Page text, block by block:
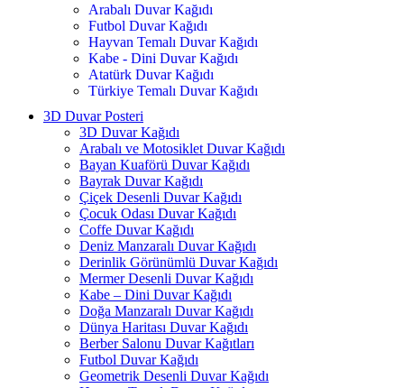
Arabalı Duvar Kağıdı
Futbol Duvar Kağıdı
Hayvan Temalı Duvar Kağıdı
Kabe - Dini Duvar Kağıdı
Atatürk Duvar Kağıdı
Türkiye Temalı Duvar Kağıdı
3D Duvar Posteri
3D Duvar Kağıdı
Arabalı ve Motosiklet Duvar Kağıdı
Bayan Kuaförü Duvar Kağıdı
Bayrak Duvar Kağıdı
Çiçek Desenli Duvar Kağıdı
Çocuk Odası Duvar Kağıdı
Coffe Duvar Kağıdı
Deniz Manzaralı Duvar Kağıdı
Derinlik Görünümlü Duvar Kağıdı
Mermer Desenli Duvar Kağıdı
Kabe – Dini Duvar Kağıdı
Doğa Manzaralı Duvar Kağıdı
Dünya Haritası Duvar Kağıdı
Berber Salonu Duvar Kağıtları
Futbol Duvar Kağıdı
Geometrik Desenli Duvar Kağıdı